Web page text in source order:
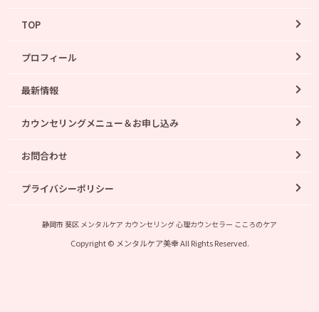
TOP
プロフィール
最新情報
カウンセリングメニュー＆お申し込み
お問合わせ
プライバシーポリシー
静岡市 葵区 メンタルケア カウンセリング 心理カウンセラー こころのケア
Copyright © メンタルケア美幸 All Rights Reserved.